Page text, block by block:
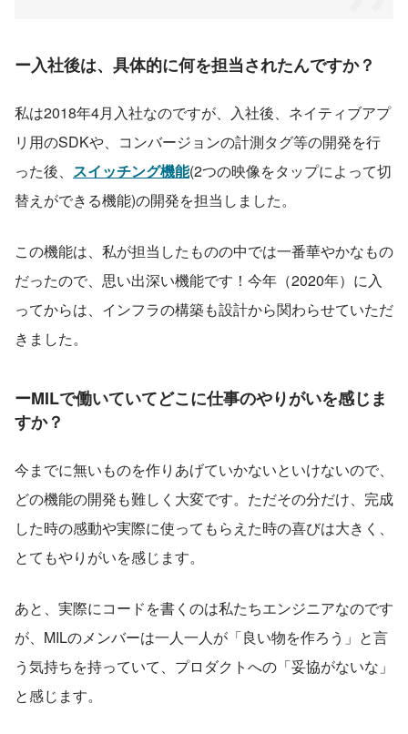
ー入社後は、具体的に何を担当されたんですか？
私は2018年4月入社なのですが、入社後、ネイティブアプ
リ用のSDKや、コンバージョンの計測タグ等の開発を行
った後、 スイッチング機能(2つの映像をタップによって切
替えができる機能)の開発を担当しました。
この機能は、私が担当したものの中では一番華やかなもの
だったので、思い出深い機能です！今年（2020年）に入
ってからは、インフラの構築も設計から関わらせていただ
きました。
ーMILで働いていてどこに仕事のやりがいを感じま
すか？
今までに無いものを作りあげていかないといけないので、
どの機能の開発も難しく大変です。ただその分だけ、完成
した時の感動や実際に使ってもらえた時の喜びは大きく、
とてもやりがいを感じます。
あと、実際にコードを書くのは私たちエンジニアなのです
が、MILのメンバーは一人一人が「良い物を作ろう」と言
う気持ちを持っていて、プロダクトへの「妥協がないな」
と感じます。